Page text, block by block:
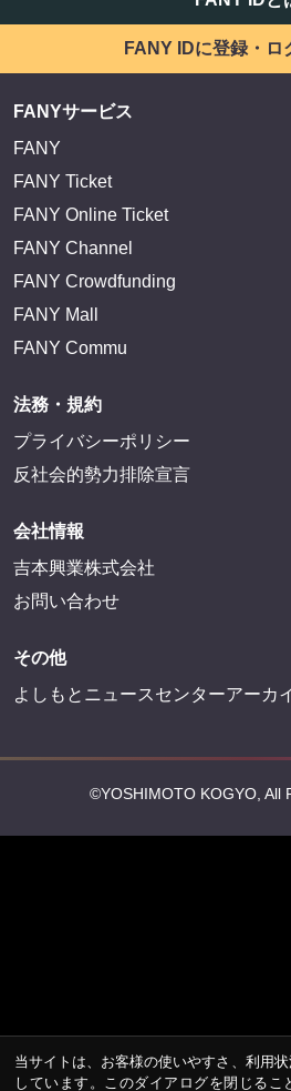
FANY IDに登録・ロ
FANYサービス
FANY
FANY Ticket
FANY Online Ticket
FANY Channel
FANY Crowdfunding
FANY Mall
FANY Commu
法務・規約
プライバシーポリシー
反社会的勢力排除宣言
会社情報
吉本興業株式会社
お問い合わせ
その他
よしもとニュースセンターアーカ
©YOSHIMOTO KOGYO, All
当サイトは、お客様の使いやすさ、利用
しています。このダイアログを閉じる